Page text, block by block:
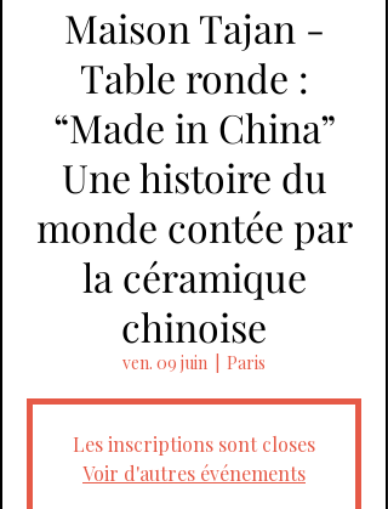
Maison Tajan -
Table ronde :
“Made in China”
Une histoire du
monde contée par
la céramique
chinoise
ven. 09 juin Paris
Les inscriptions sont closes
Voir d'autres événements